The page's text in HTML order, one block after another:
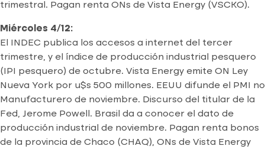
trimestral. Pagan renta ONs de Vista Energy (VSCKO).
Miércoles 4/12:
El INDEC publica los accesos a internet del tercer
trimestre, y el índice de producción industrial pesquero
(IPI pesquero) de octubre. Vista Energy emite ON Ley
Nueva York por u$s 500 millones. EEUU difunde el PMI no
Manufacturero de noviembre. Discurso del titular de la
Fed, Jerome Powell. Brasil da a conocer el dato de
producción industrial de noviembre. Pagan renta bonos
de la provincia de Chaco (CHAQ), ONs de Vista Energy